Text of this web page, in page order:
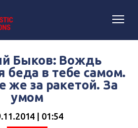
Быков: Вождь
беда в тебе самом.
же за ракетой. За
умом
| 01:54